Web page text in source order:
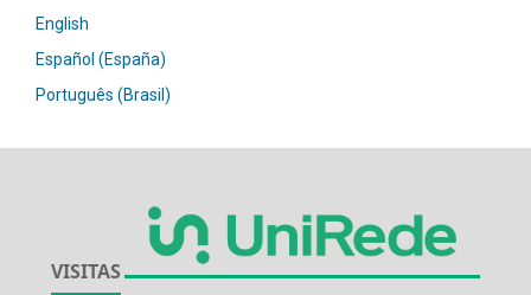
English
Español (España)
Português (Brasil)
VISITAS